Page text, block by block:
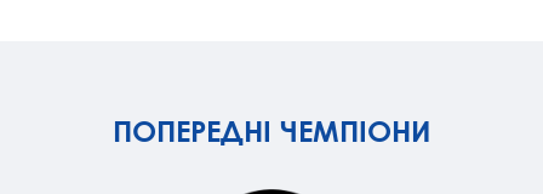
ПОПЕРЕДНІ ЧЕМПІОНИ